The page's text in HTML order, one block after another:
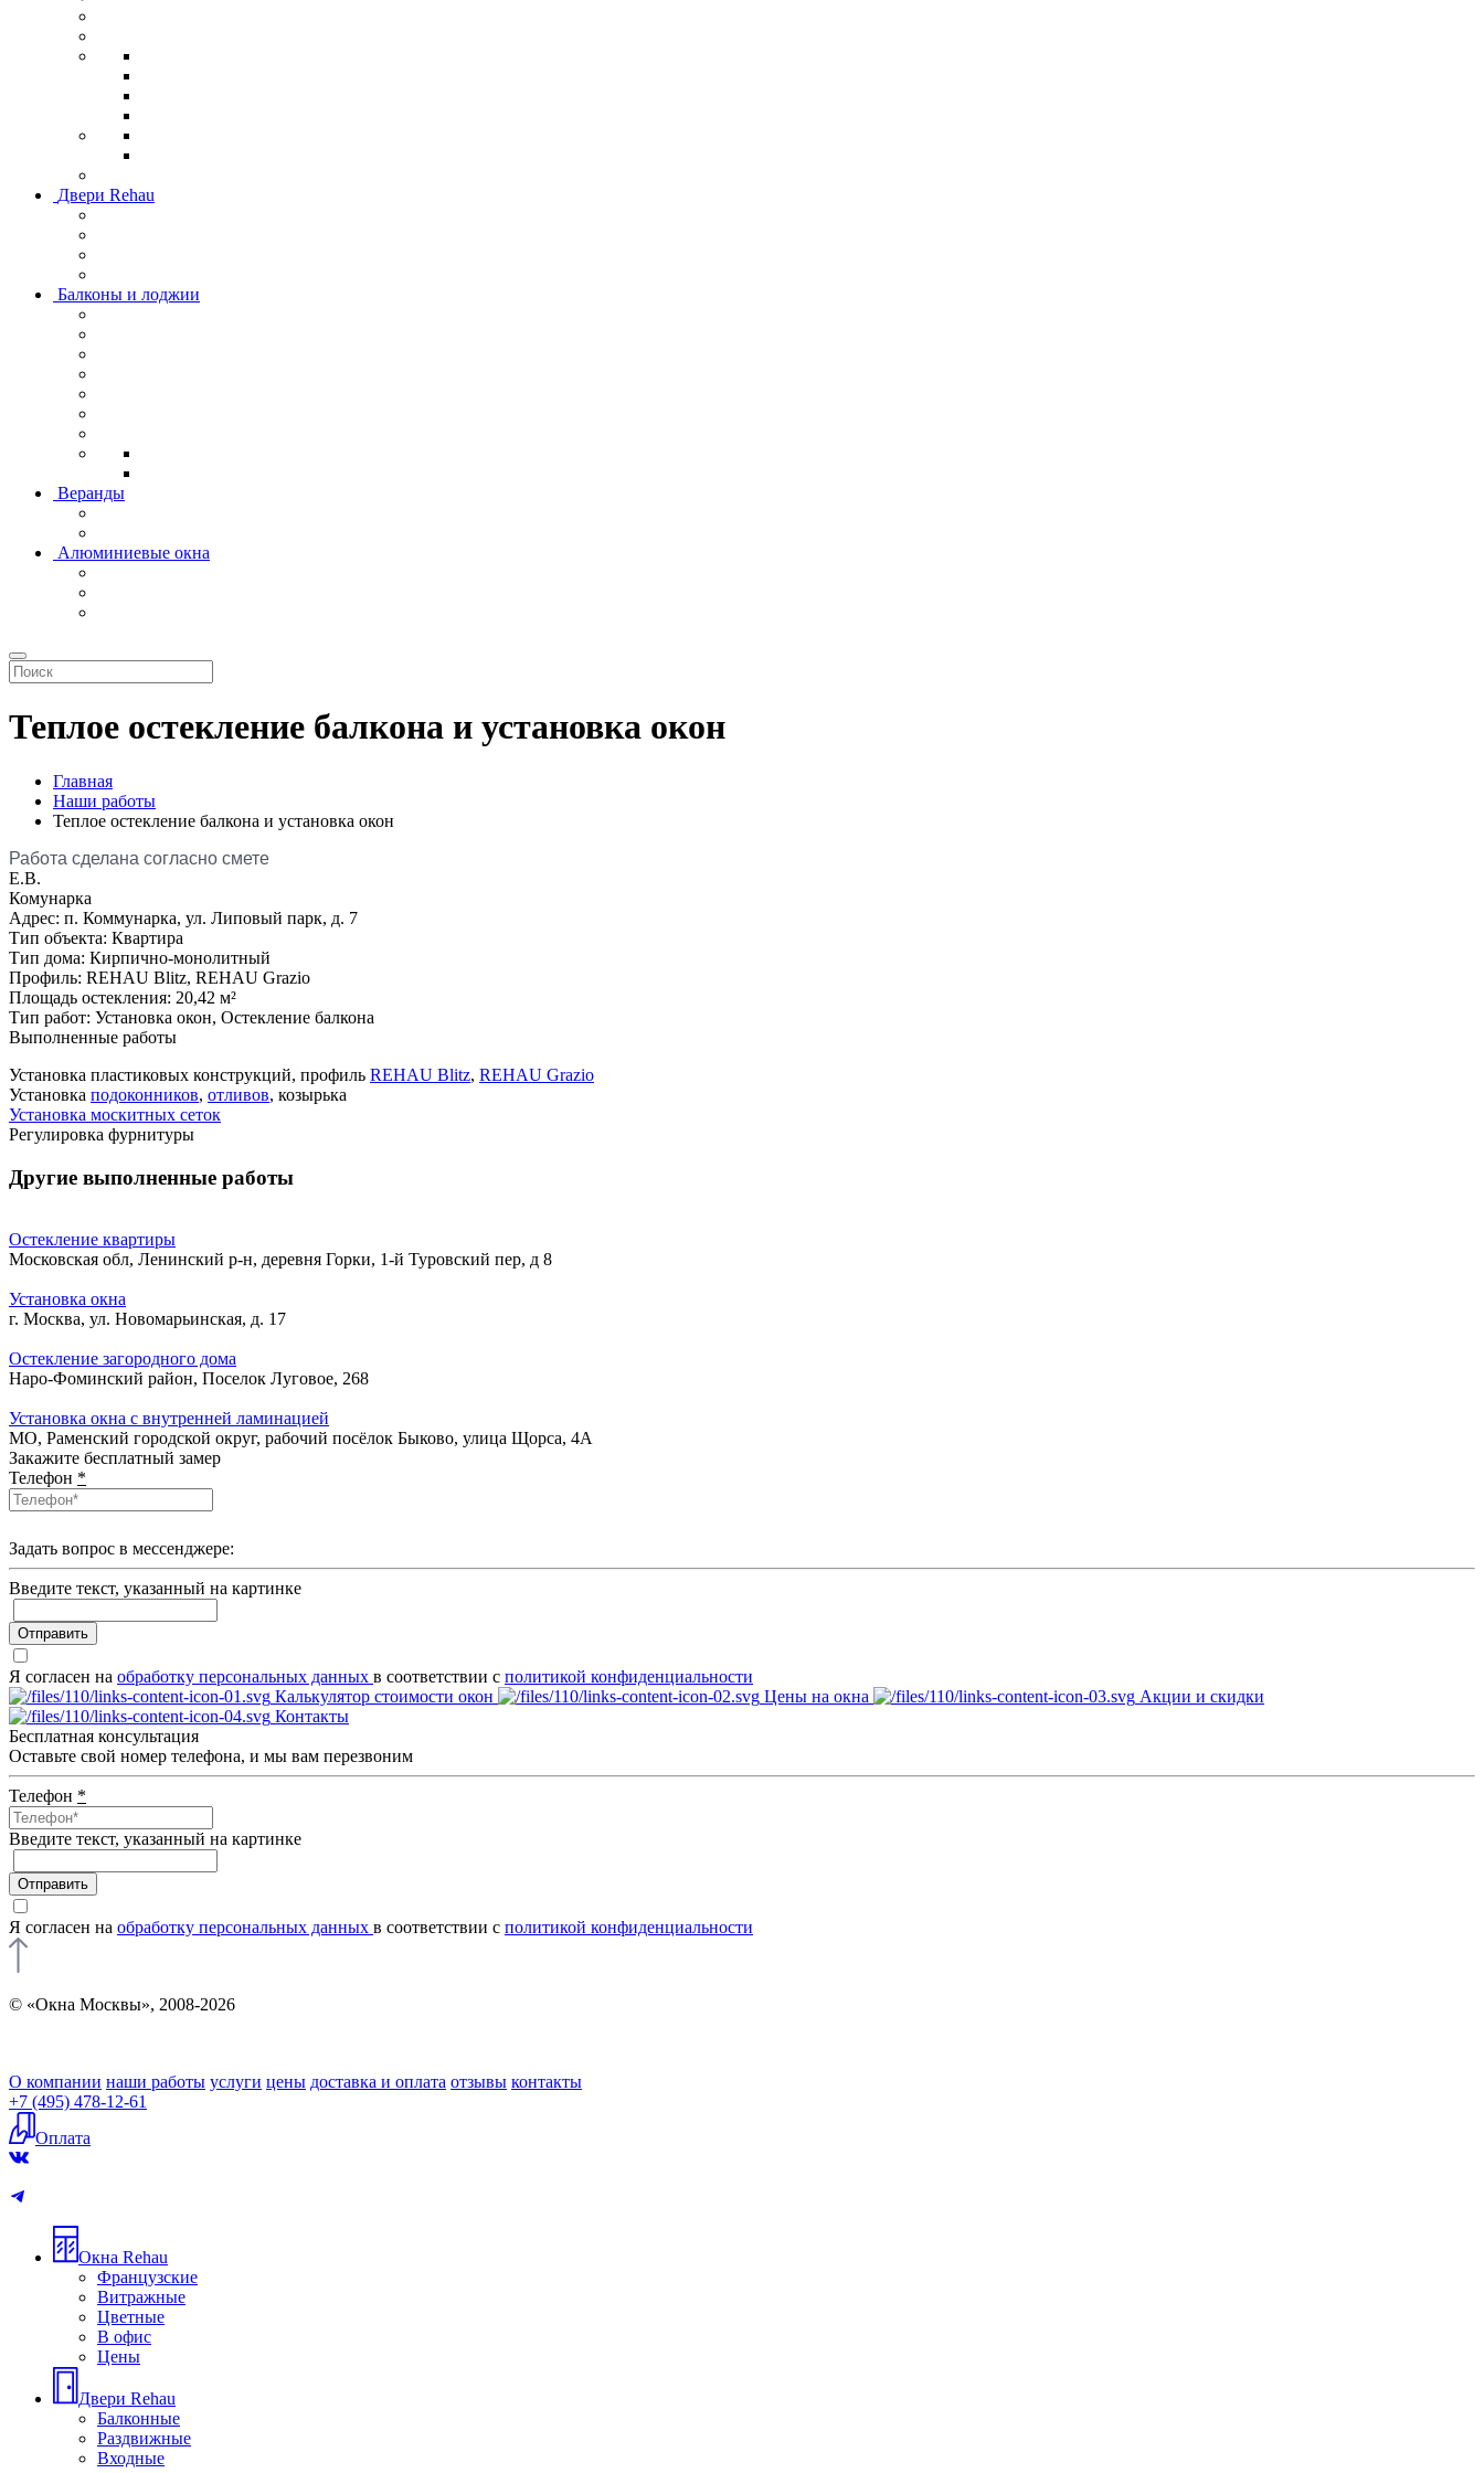
Двери Rehau
Балконы и лоджии
Веранды
Алюминиевые окна
Теплое остекление балкона и установка окон
Главная
Наши работы
Теплое остекление балкона и установка окон
Работа сделана согласно смете
Е.В.
Комунарка
Адрес: п. Коммунарка, ул. Липовый парк, д. 7
Тип объекта: Квартира
Тип дома: Кирпично-монолитный
Профиль: REHAU Blitz, REHAU Grazio
Площадь остекления: 20,42 м²
Тип работ: Установка окон, Остекление балкона
Выполненные работы
Установка пластиковых конструкций, профиль REHAU Blitz, REHAU Grazio
Установка подоконников, отливов, козырька
Установка москитных сеток
Регулировка фурнитуры
Другие выполненные работы
Остекление квартиры
Московская обл, Ленинский р-н, деревня Горки, 1-й Туровский пер, д 8
Установка окна
г. Москва, ул. Новомарьинская, д. 17
Остекление загородного дома
Наро-Фоминский район, Поселок Луговое, 268
Установка окна с внутренней ламинацией
МО, Раменский городской округ, рабочий посёлок Быково, улица Щорса, 4А
Закажите бесплатный замер
Телефон *
Задать вопрос в мессенджере:
Введите текcт, указанный на картинке
Отправить
Я согласен на обработку персональных данных в соответствии с политикой конфиденциальности
Калькулятор стоимости окон
Цены на окна
Акции и скидки
Контакты
Бесплатная консультация
Оставьте свой номер телефона, и мы вам перезвоним
Телефон *
Введите текcт, указанный на картинке
Отправить
Я согласен на обработку персональных данных в соответствии с политикой конфиденциальности
© «Окна Москвы», 2008-2026
О компании наши работы услуги цены доставка и оплата отзывы контакты
+7 (495) 478-12-61
Оплата
Окна Rehau
Французские
Витражные
Цветные
В офис
Цены
Двери Rehau
Балконные
Раздвижные
Входные